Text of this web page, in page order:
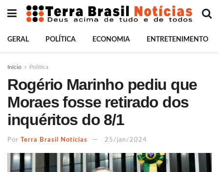
GERAL POLÍTICA ECONOMIA ENTRETENIMENTO
Início Política
Rogério Marinho pediu que
Moraes fosse retirado dos
inquéritos do 8/1
Por Terra Brasil Notícias 25/jan/2024